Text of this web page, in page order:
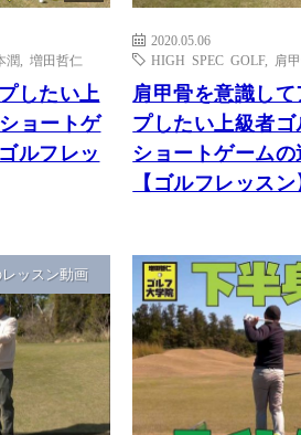
潤 増田哲仁
したい上
ョートゲ
ルフレッ
2020.05.06
HIGH SPEC GOLF, 肩
肩甲骨を意識し
プしたい上級者
ショートゲーム
【ゴルフレッスン
レッスン動画